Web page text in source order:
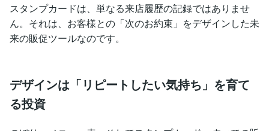
スタンプカードは、単なる来店履歴の記録ではありませ
ん。それは、お客様との「次のお約束」をデザインした未
来の販促ツールなのです。
デザインは「リピートしたい気持ち」を育て
る投資